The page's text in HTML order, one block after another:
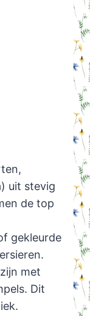
uit stevig
de top
gekleurde
met
Dit